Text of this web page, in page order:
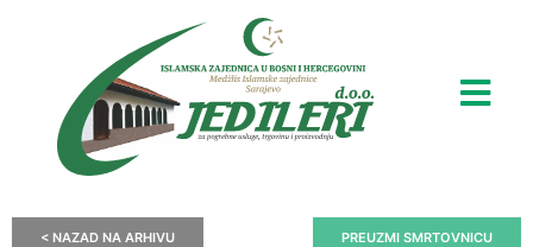
< NAZAD NA ARHIVU PREUZMI SMRTOVNICU